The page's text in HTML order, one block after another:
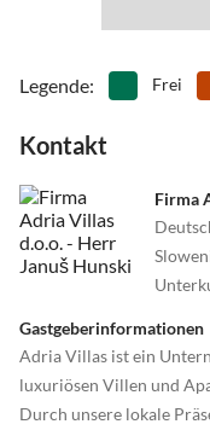
Legende: Frei
Kontakt
Firma
Gastgeberinformationen
Adria Villas ist ein
luxuriösen Villen und
Durch unsere lokale